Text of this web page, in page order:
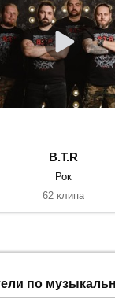
B.T.R
Рок
62 клипа
по